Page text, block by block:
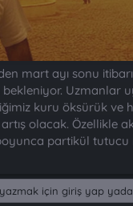
mart ayı sonu
bekleniyor. Uzmanlar
kuru öksürük ve
olacak. Özellikle
partikül tutucu
için giriş yap yada